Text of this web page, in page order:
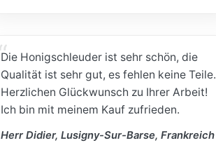
Die Honigschleuder ist sehr schön, die
Qualität ist sehr gut, es fehlen keine Teile.
Herzlichen Glückwunsch zu Ihrer Arbeit!
Ich bin mit meinem Kauf zufrieden.
Herr Didier, Lusigny-Sur-Barse, Frankreich